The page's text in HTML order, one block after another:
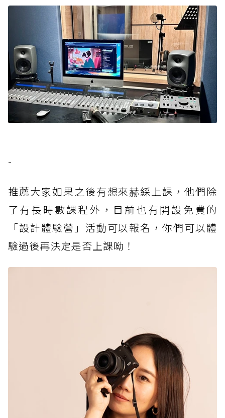
-
推薦大家如果之後有想來赫綵上課，他們除
了有長時數課程外，目前也有開設免費的
「設計體驗營」活動可以報名，你們可以體
驗過後再決定是否上課呦！